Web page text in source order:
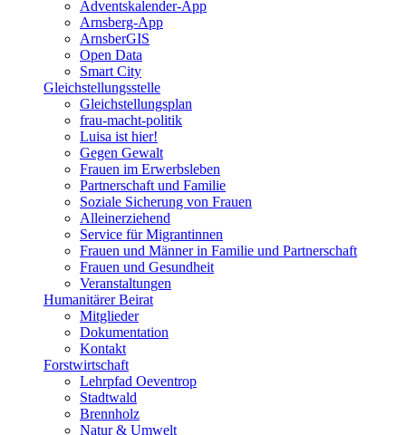
Adventskalender-App
Arnsberg-App
ArnsberGIS
Open Data
Smart City
Gleichstellungsstelle
Gleichstellungsplan
frau-macht-politik
Luisa ist hier!
Gegen Gewalt
Frauen im Erwerbsleben
Partnerschaft und Familie
Soziale Sicherung von Frauen
Alleinerziehend
Service für Migrantinnen
Frauen und Männer in Familie und Partnerschaft
Frauen und Gesundheit
Veranstaltungen
Humanitärer Beirat
Mitglieder
Dokumentation
Kontakt
Forstwirtschaft
Lehrpfad Oeventrop
Stadtwald
Brennholz
Natur & Umwelt